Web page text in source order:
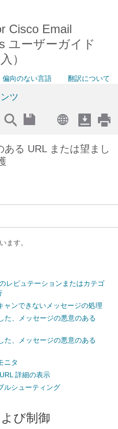
Cisco Email
ユーザーガイド
）
偏向のない言語 翻訳について
ツ
る URL または望まし
ます。
レピュテーションまたはカテゴ
ャンできないメッセージの処理
た、メッセージの悪意のある
た、メッセージの悪意のある
ニタ
詳細の表示
ルシューティング
び制御